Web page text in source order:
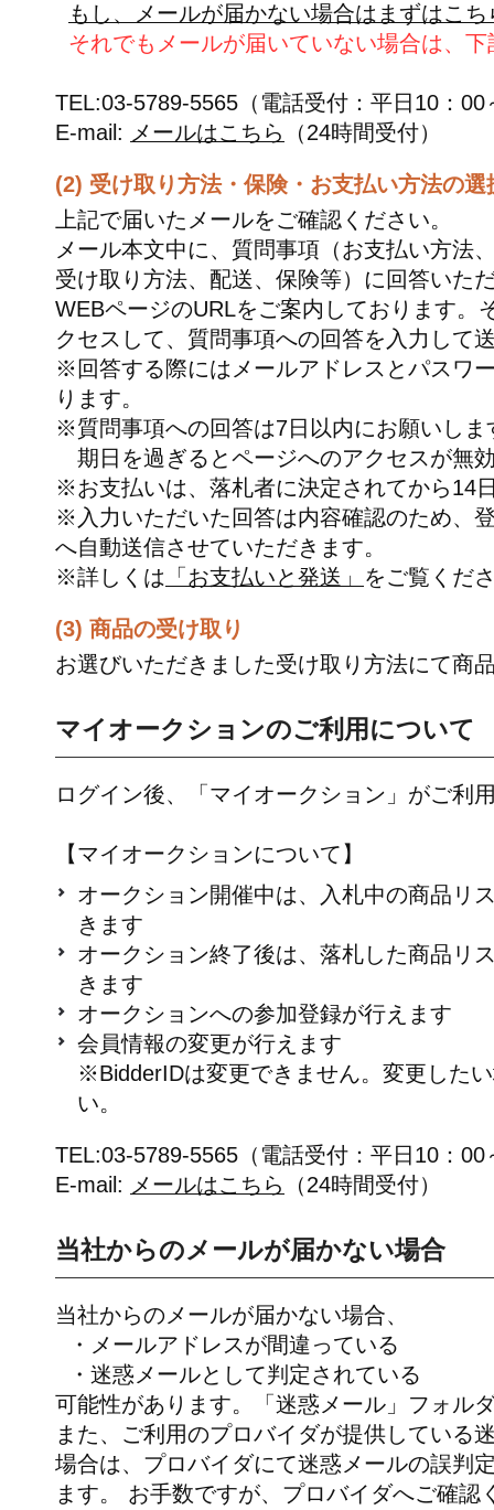
もし、メールが届かない場合はまずはこ
それでもメールが届いていない場合は、
TEL:03-5789-5565（電話受付：平日10：00
E-mail: メールはこちら （24時間受付）
(2) 受け取り方法・保険・お支払い方法の選
上記で届いたメールをご確認ください。
メール本文中に、質問事項（お支払い方法
受け取り方法、配送、保険等）に回答いた
WEBページのURLをご案内しております。
クセスして、質問事項への回答を入力して
※回答する際にはメールアドレスとパスワ
ります。
※質問事項への回答は7日以内にお願いしま
期日を過ぎるとページへのアクセスが無
※お支払いは、落札者に決定されてから14
※入力いただいた回答は内容確認のため、
へ自動送信させていただきます。
※詳しくは 「お支払いと発送」 をご覧くだ
(3) 商品の受け取り
お選びいただきました受け取り方法にて商
マイオークションのご利用について
ログイン後、「マイオークション」がご利
【マイオークションについて】
オークション開催中は、入札中の商品リ
きます
オークション終了後は、落札した商品リ
きます
オークションへの参加登録が行えます
会員情報の変更が行えます
※BidderIDは変更できません。変更した
い。
TEL:03-5789-5565（電話受付：平日10：00
E-mail: メールはこちら （24時間受付）
当社からのメールが届かない場合
当社からのメールが届かない場合、
・メールアドレスが間違っている
・迷惑メールとして判定されている
可能性があります。「迷惑メール」フォル
また、ご利用のプロバイダが提供している
場合は、プロバイダにて迷惑メールの誤判
ます。 お手数ですが、プロバイダへご確認